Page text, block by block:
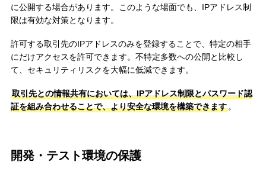
に公開する場合があります。このような場面でも、IPアドレス制
限は有効な対策となります。
許可する取引先のIPアドレスのみを登録することで、特定の相手
にだけアクセスを許可できます。不特定多数への公開と比較し
て、セキュリティリスクを大幅に低減できます。
取引先との情報共有においては、IPアドレス制限とパスワード認
証を組み合わせることで、より安全な環境を構築できます。
開発・テスト環境の保護